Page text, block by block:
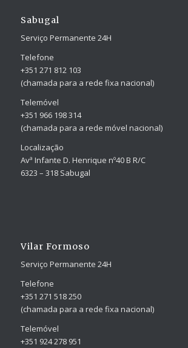
Sabugal
Serviço Permanente 24H
Telefone
+351 271 812 103
(chamada para a rede fixa nacional)
Telemóvel
+351 966 198 314
(chamada para a rede móvel nacional)
Localização
Avª Infante D. Henrique nº40 B R/C
6323 – 318 Sabugal
Vilar Formoso
Serviço Permanente 24H
Telefone
+351 271 518 250
(chamada para a rede fixa nacional)
Telemóvel
+351 924 278 951